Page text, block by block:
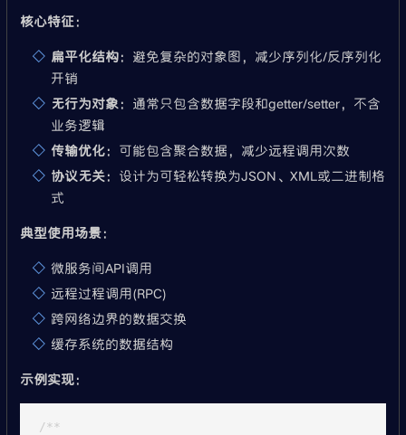
核心特征：
扁平化结构：避免复杂的对象图，减少序列化/反序列化
开销
无行为对象 ：通常只包含数据字段和getter/setter，不含
业务逻辑
传输优化：可能包含聚合数据，减少远程调用次数
协议无关：设计为可轻松转换为JSON、XML或二进制格
式
典型使用场景：
微服务间API调用
远程过程调用(RPC)
跨网络边界的数据交换
缓存系统的数据结构
示例实现：
/**